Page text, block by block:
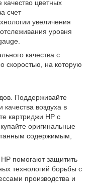
цветных
счет
увеличения
уровня
качества с
скоростью, на которую
Поддерживайте
качества воздуха в
картриджи HP с
оригинальные
содержимым,
помогают защитить
технологий борьбы с
производства и